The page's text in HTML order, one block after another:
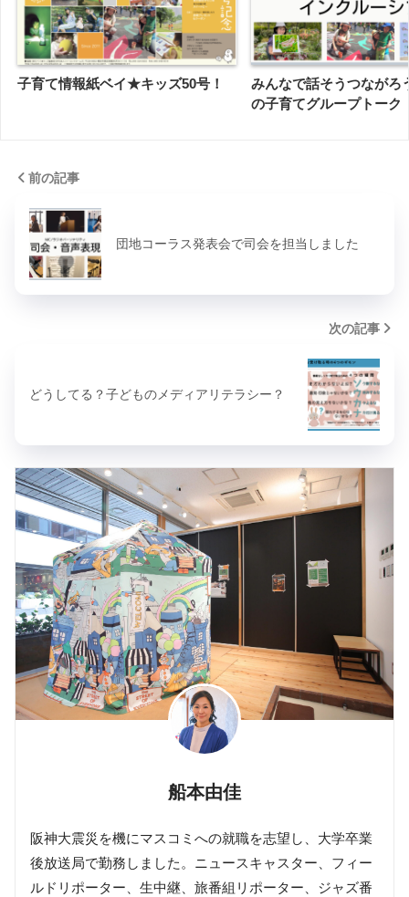
子育て情報紙ベイ★キッズ50号！
みんなで話そうつなが
の子育てグループトーク
前の記事
団地コーラス発表会で司会を担当しました
次の記事
どうしてる？子どものメディアリテラシー？
船本由佳
阪神大震災を機にマスコミへの就職を志望し、大学卒業
後放送局で勤務しました。ニュースキャスター、フィー
ルドリポーター、生中継、旅番組リポーター、ジャズ番